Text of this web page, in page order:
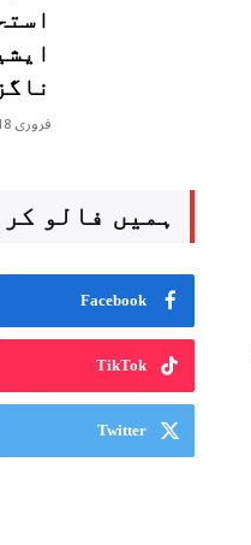
فروری 18, 2026
ہمیں فالو
Facebook
TikTok
Twitter